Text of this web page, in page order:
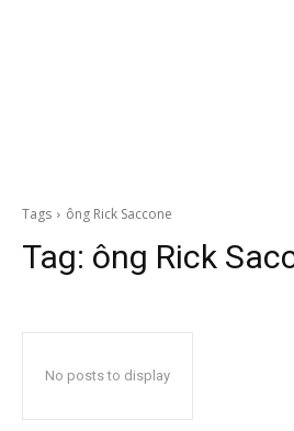
Tags ông Rick Saccone
Tag: ông Rick
No posts to display